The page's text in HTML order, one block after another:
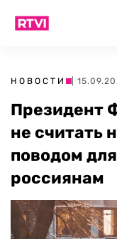
НОВОСТИ |
Президент
не считать
поводом
россиянам